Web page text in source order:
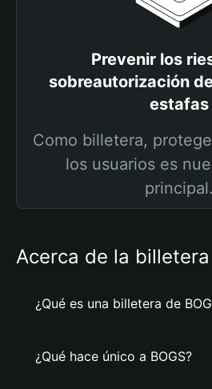
Prevenir los
sobreautorización
estafas
Como billetera,
los usuarios es
principal.
Acerca de la billetera
¿Qué es una billetera de
¿Qué hace único a BOGS?